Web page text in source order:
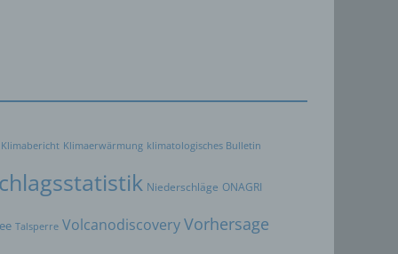
Klimabericht Klimaerwärmung klimatologisches Bulletin
Niederschläge ONAGRI
Talsperre VolcanodiscoveryVorhersage